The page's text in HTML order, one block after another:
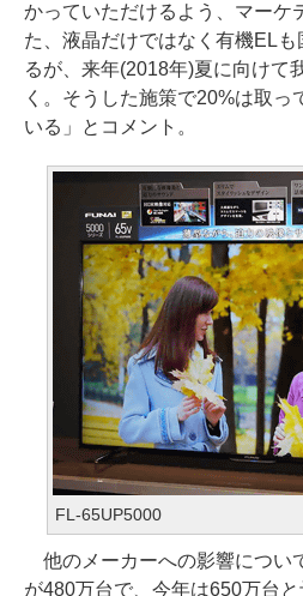
かっていただけるよう、マーケ
た、液晶だけではなく有機EL
るが、来年(2018年)夏に向けて
く。そうした施策で20%は取っ
いる」とコメント。
FL-65UP5000
他のメーカーへの影響につい
が480万台で、今年は650万台